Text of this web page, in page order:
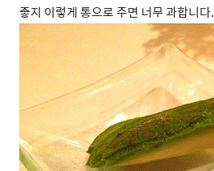
좋지 이렇게 통으로 주면 너무 과합니다.